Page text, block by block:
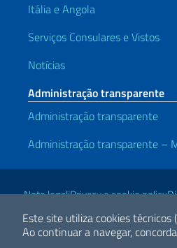
Este site utiliza cookies técnicos
Ao continuar a navegar,
Itália e Angola
Serviços Consulares e Vistos
Notícias
Administração transparente
Administração transparente
Administração transparente –
Links Úteis
Note legaliPrivacy e cookie policy